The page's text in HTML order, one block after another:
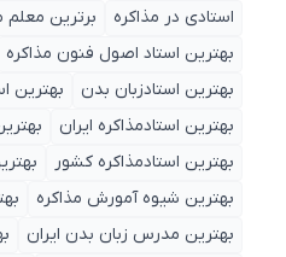
استادی در مذاکره
برترین معلم
بهترین استاد اصول ‌فنون مذاکره
بهترین استادزبان بدن
بهترین
بهترین استادمذاکره ایران
بهترین
بهترین استادمذاکره کشور
بهترین
بهترین شیوه آمورش مذاکره
بهترین مدرس زبان بدن ایران